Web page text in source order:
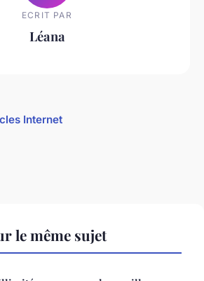
ECRIT PAR
Léana
Internet
le même sujet